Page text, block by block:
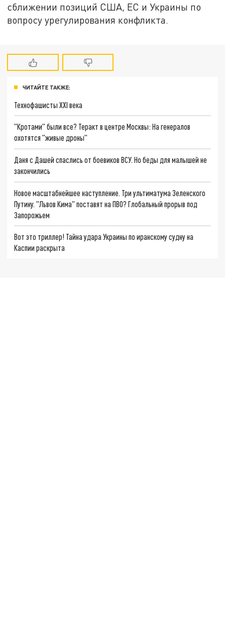
сближении позиций США, ЕС и Украины по
вопросу урегулирования конфликта.
ЧИТАЙТЕ ТАКЖЕ:
Технофашисты XXI века
"Кротами" были все? Теракт в центре Москвы: На генералов
охотятся "живые дроны"
Даня с Дашей спаслись от боевиков ВСУ. Но беды для малышей не
закончились
Новое масштабнейшее наступление. Три ультиматума Зеленского
Путину. "Львов Кима" поставят на ПВО? Глобальный прорыв под
Запорожьем
Вот это триллер! Тайна удара Украины по иранскому судну на
Каспии раскрыта